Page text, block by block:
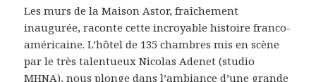
Les murs de la Maison Astor, fraîchement
inaugurée, raconte cette incroyable histoire franco-
américaine. L’hôtel de 135 chambres mis en scène
par le très talentueux Nicolas Adenet (studio
MHNA), nous plonge dans l’ambiance d’une grande